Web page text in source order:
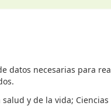
datos necesarias para
y de la vida; Ciencias